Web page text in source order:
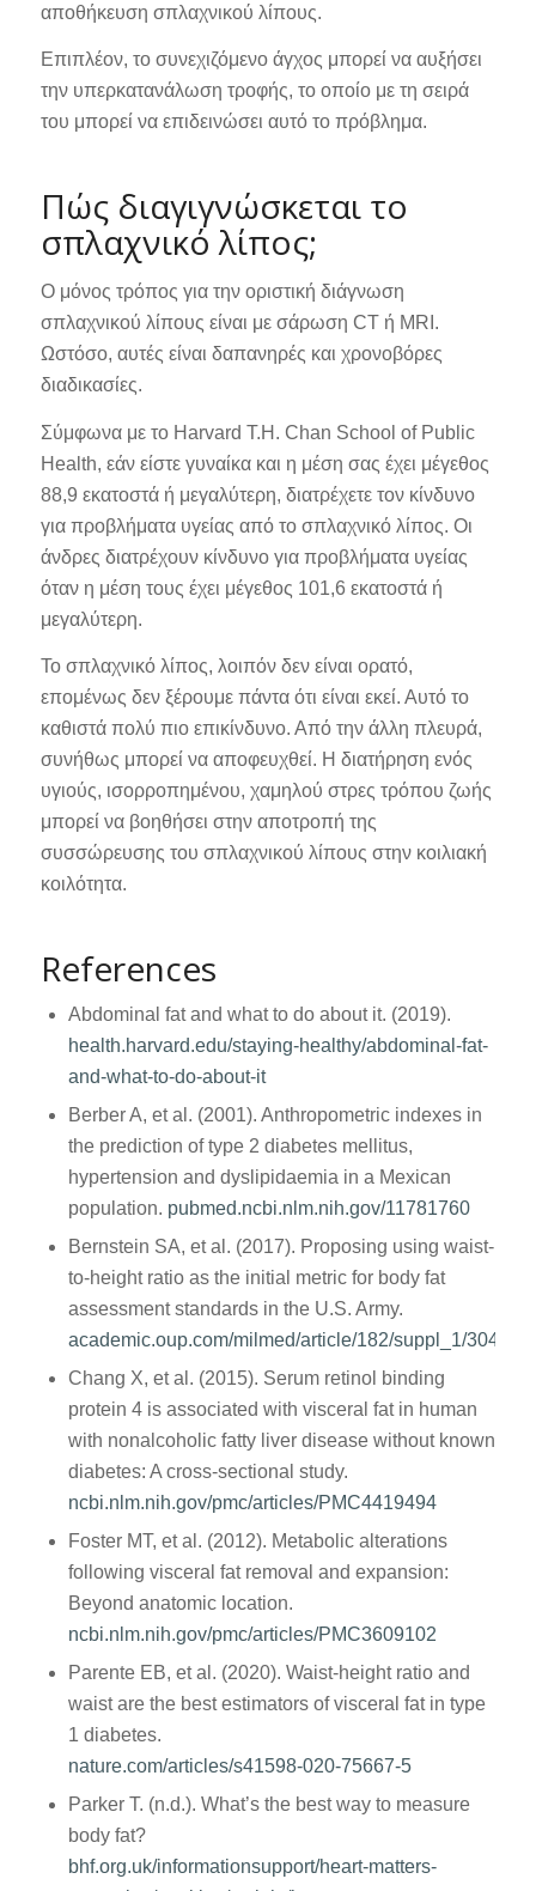
αποθήκευση σπλαχνικού λίπους.
Επιπλέον, το συνεχιζόμενο άγχος μπορεί να αυξήσει
την υπερκατανάλωση τροφής, το οποίο με τη σειρά
του μπορεί να επιδεινώσει αυτό το πρόβλημα.
Πώς διαγιγνώσκεται το
σπλαχνικό λίπος;
Ο μόνος τρόπος για την οριστική διάγνωση
σπλαχνικού λίπους είναι με σάρωση CT ή MRI.
Ωστόσο, αυτές είναι δαπανηρές και χρονοβόρες
διαδικασίες.
Σύμφωνα με το Harvard T.H. Chan School of Public
Health, εάν είστε γυναίκα και η μέση σας έχει μέγεθος
88,9 εκατοστά ή μεγαλύτερη, διατρέχετε τον κίνδυνο
για προβλήματα υγείας από το σπλαχνικό λίπος. Οι
άνδρες διατρέχουν κίνδυνο για προβλήματα υγείας
όταν η μέση τους έχει μέγεθος 101,6 εκατοστά ή
μεγαλύτερη.
Το σπλαχνικό λίπος, λοιπόν δεν είναι ορατό,
επομένως δεν ξέρουμε πάντα ότι είναι εκεί. Αυτό το
καθιστά πολύ πιο επικίνδυνο. Από την άλλη πλευρά,
συνήθως μπορεί να αποφευχθεί. Η διατήρηση ενός
υγιούς, ισορροπημένου, χαμηλού στρες τρόπου ζωής
μπορεί να βοηθήσει στην αποτροπή της
συσσώρευσης του σπλαχνικού λίπους στην κοιλιακή
κοιλότητα.
References
Abdominal fat and what to do about it. (2019).
health.harvard.edu/staying-healthy/abdominal-fat-
and-what-to-do-about-it
Berber A, et al. (2001). Anthropometric indexes in
the prediction of type 2 diabetes mellitus,
hypertension and dyslipidaemia in a Mexican
population. pubmed.ncbi.nlm.nih.gov/11781760
Bernstein SA, et al. (2017). Proposing using waist-
to-height ratio as the initial metric for body fat
assessment standards in the U.S. Army.
academic.oup.com/milmed/article/182/suppl_1/304/
Chang X, et al. (2015). Serum retinol binding
protein 4 is associated with visceral fat in human
with nonalcoholic fatty liver disease without known
diabetes: A cross-sectional study.
ncbi.nlm.nih.gov/pmc/articles/PMC4419494
Foster MT, et al. (2012). Metabolic alterations
following visceral fat removal and expansion:
Beyond anatomic location.
ncbi.nlm.nih.gov/pmc/articles/PMC3609102
Parente EB, et al. (2020). Waist-height ratio and
waist are the best estimators of visceral fat in type
1 diabetes.
nature.com/articles/s41598-020-75667-5
Parker T. (n.d.). What’s the best way to measure
body fat?
bhf.org.uk/informationsupport/heart-matters-